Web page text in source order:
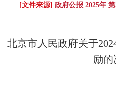
政策兑现 政策
决策公开 专题
[文件来源] 政府公报 2025年
北京市人民政府关于
励的